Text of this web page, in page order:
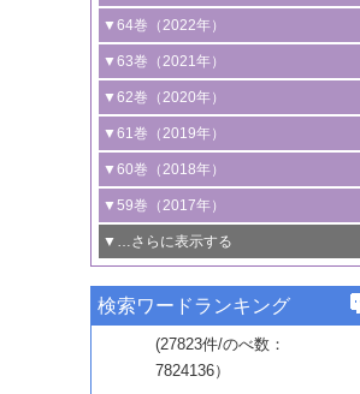
3号 有機分子変換やCO 資源化のための
光触媒に関する最近の研究
B号 第137回触媒討論会（2026年）
2号 水素製造のための水分解技術に関す
る最近の研究
3号 オレフィン系樹脂の精密合成に関す
る最新技術
4号 アルコール類の効率的変換を実現す
る非貴金属触媒の研究動向
5号 ゼオライトの合成と応用における研
究動向
6号 ヘテロ接合界面
B号 第135回触媒討論会（2025年）
2号 規制反応場を活用した固体触媒研究
の新展開
3号 未踏分子変換を目指した酸化触媒プ
ロセスの最前線
4号 シンクロトロン放射光および中性子
線を利用した触媒解析技術の最先端
5号 単原子触媒
6号 参照触媒委員会からのお知らせ
B号 第133回触媒討論会（2023年）
1号 炭素が関わる触媒機能
2号 プラスチックケミカルリサイクルの
ための触媒技術
3号 非酸化物系金属化合物を基盤とした
触媒材料の開発
4号 格子酸素・格子酸素欠陥を利用した
触媒反応
5号 生体触媒によるエネルギー変換反応
6号 窒素とリンの循環のための触媒・機
能性材料
▼64巻（2022年）
1号 合成ガス製造とCOを用いるケミカル
ズ合成の最新動向
2号 化学品合成のための合金触媒開発
3号 CO の排出削減および有効活用のた
めの触媒技術
4号 若手による情報発信企画～とびたて
若き触媒の研究者たち～（1）
若き触媒の研究者たち～（2）
6号 石油のノーブル・ユースを志向した
触媒技術
▼63巻（2021年）
1号 金触媒の新展開
2号 ペロブスカイト
3号 特殊反応場を利用した触媒的分子変
換反応
4号 多孔質材料を用いた触媒の新展開
5号 情報学的手法を用いた触媒開発
6号 カーボンニュートラルに向けた電解
技術
B号 第127回触媒討論会（2021年・オン
ライン開催(Zoom)のみ）
▼62巻（2020年）
1号 触媒設計を拓く欠陥構造のキャラク
タリゼーション
2号 機能化学品製造に資するクリーンな
触媒的酸化反応
3号 水処理のための触媒化学
4号 光触媒を用いた水分解の最新の研究
動向
5号 次世代の触媒プロセスを支えるマイ
▼61巻（2019年）
1号 物質移動制御に着目した触媒プロセ
ス開発
2号 CO2 フリー水素サプライチェーンに
関わる触媒開発動向
3号 精密高分子合成に関する最近の研究
動向
4号 バイオマス化成品製造のための触媒
▼60巻（2018年）
1号 固体酸触媒の最新の研究動向
2号 二酸化炭素からの有用化学品合成
3号 ナノ粒子・クラスター触媒の最前線
4号 60周年記念企画
5号 進化するゼオライト合成技術
6号 非貴金属系触媒における電気化学的
▼59巻（2017年）
1号 いたるところに，触媒
最先端技術
3号 無機分離膜材料の開発と触媒反応プ
ロセスへの適用
▼…さらに表示する
1号 ユニークな構造の高分子を生み出す触
2号 リグニンからの化成品製造に向けた触
▼57巻（2015年）
1号 水素キャリアにかかわる触媒技術の新
▼56巻（2014年）
検索ワードランキング
(27823件/のべ数：
7824136）